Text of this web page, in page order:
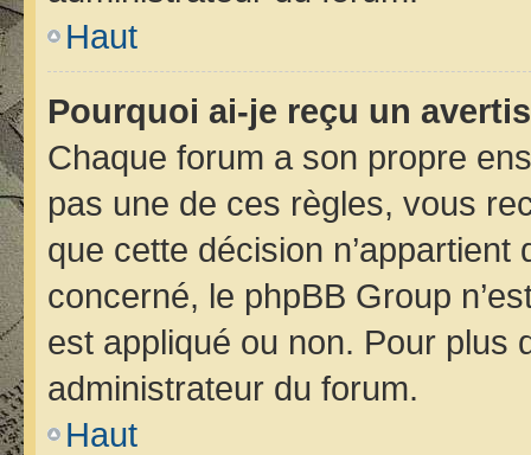
Haut
Pourquoi ai-je reçu un
Chaque forum a son propre
pas une de ces règles, vous
que cette décision n’appartient
concerné, le phpBB Group
est appliqué ou non. Pour plus
administrateur du forum.
Haut